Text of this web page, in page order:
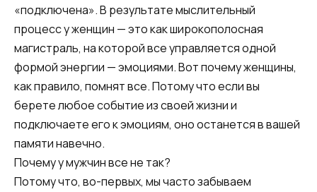
«подключена». В результате мыслительный
процесс у женщин — это как широкополосная
магистраль, на которой все управляется одной
формой энергии — эмоциями. Вот почему женщины,
как правило, помнят все. Потому что если вы
берете любое событие из своей жизни и
подключаете его к эмоциям, оно останется в вашей
памяти навечно.
Почему у мужчин все не так?
Потому что, во-первых, мы часто забываем